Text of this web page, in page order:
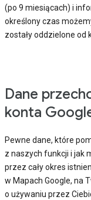
(po 9 miesiącach) i
określony czas
zostały oddzielone od
Dane
konta
Pewne dane, które
z naszych funkcji i jak
przez cały okres
w Mapach Google, na
o używaniu przez